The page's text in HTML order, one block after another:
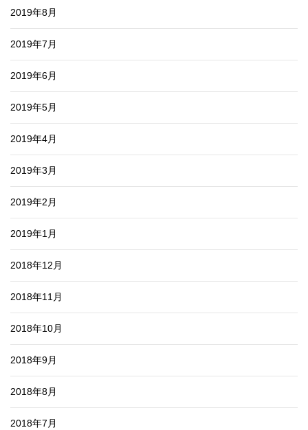
2019年8月
2019年7月
2019年6月
2019年5月
2019年4月
2019年3月
2019年2月
2019年1月
2018年12月
2018年11月
2018年10月
2018年9月
2018年8月
2018年7月